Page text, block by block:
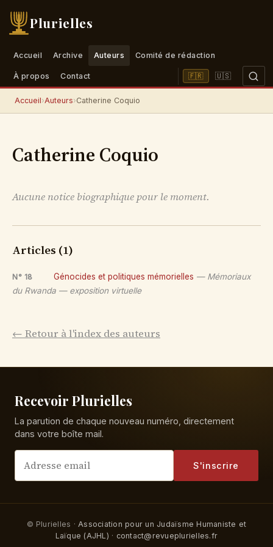
Plurielles
Accueil Archive Auteurs Comité de rédaction
À propos Contact 🇫🇷 🇺🇸
Accueil›Auteurs›Catherine Coquio
Catherine Coquio
Aucune notice biographique pour le moment.
Articles (1)
N° 18 Génocides et politiques mémorielles — Mémoriaux
du Rwanda — exposition virtuelle
← Retour à l'index des auteurs
Recevoir Plurielles
La parution de chaque nouveau numéro, directement
dans votre boîte mail.
S'inscrire
© Plurielles · Association pour un Judaïsme Humaniste et
Laïque (AJHL) · contact@revueplurielles.fr